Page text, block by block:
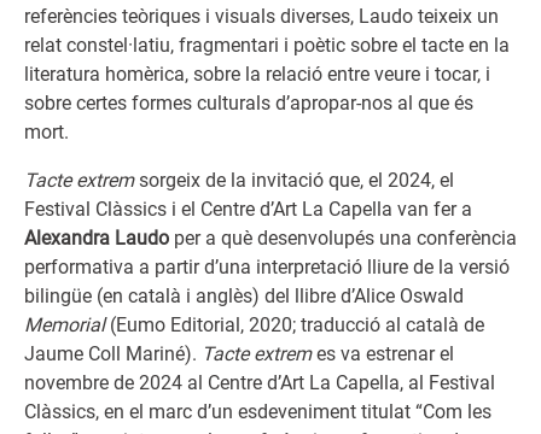
referències teòriques i visuals diverses, Laudo teixeix un
relat constel·latiu, fragmentari i poètic sobre el tacte en la
literatura homèrica, sobre la relació entre veure i tocar, i
sobre certes formes culturals d’apropar-nos al que és
mort.
Tacte extremsorgeix de la invitació que, el 2024, el
Festival Clàssics i el Centre d’Art La Capella van fer a
Alexandra Laudo per a què desenvolupés una conferència
performativa a partir d’una interpretació lliure de la versió
bilingüe (en català i anglès) del llibre d’Alice Oswald
Memorial(Eumo Editorial, 2020; traducció al català de
Jaume Coll Mariné). Tacte extremes va estrenar el
novembre de 2024 al Centre d’Art La Capella, al Festival
Clàssics, en el marc d’un esdeveniment titulat “Com les